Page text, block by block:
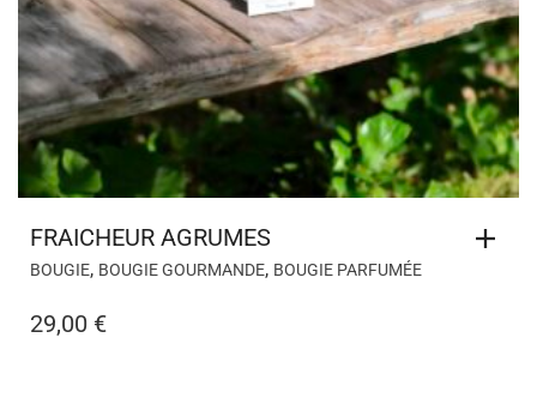
FRAICHEUR AGRUMES
BOUGIE, BOUGIE GOURMANDE, BOUGIE PARFUMÉE
29,00 €